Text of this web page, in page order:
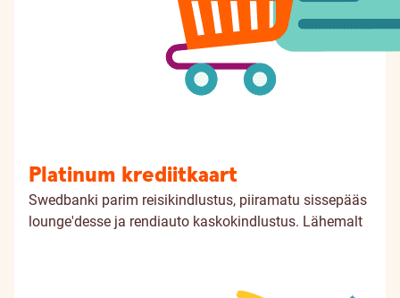
Platinum krediitkaart
Swedbanki parim reisikindlustus, piiramatu sissepääs
lounge'desse ja rendiauto kaskokindlustus. Lähemalt